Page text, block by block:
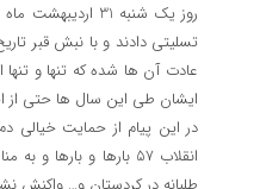
روز یک شنبه 31
تسلیتی دادند و با نبش قبر
عادت آن ها شده که تنها و
ایشان طی این سال ها حتی از
در این پیام از حمایت خیالی
انقلاب 57 بارها و